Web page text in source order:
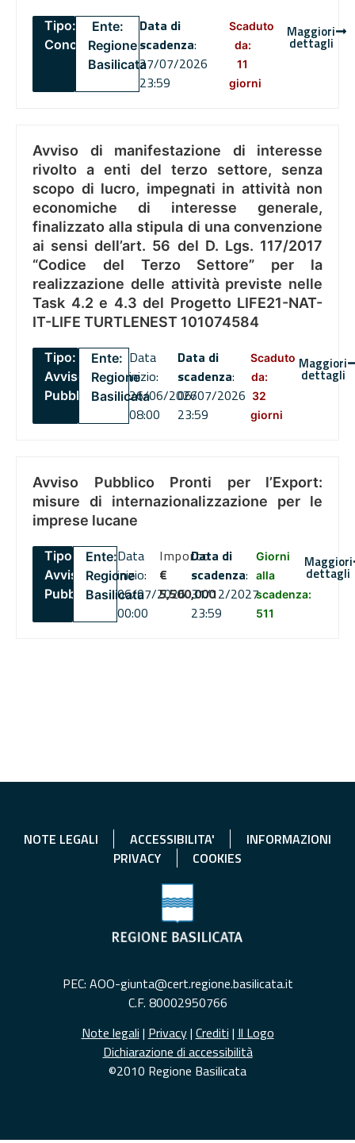
Tipo:
Concorsi
Ente:
Regione
Basilicata
Data di
scadenza:
27/07/2026
23:59
Scaduto
da:
11
giorni
Maggiori
dettagli
Avviso di manifestazione di interesse
rivolto a enti del terzo settore, senza
scopo di lucro, impegnati in attività non
economiche di interesse generale,
finalizzato alla stipula di una convenzione
ai sensi dell’art. 56 del D. Lgs. 117/2017
“Codice del Terzo Settore” per la
realizzazione delle attività previste nelle
Task 4.2 e 4.3 del Progetto LIFE21-NAT-
IT-LIFE TURTLENEST 101074584
Tipo:
Avviso
Pubblico
Ente:
Regione
Basilicata
Data
inizio:
26/06/2026
08:00
Data di
scadenza:
06/07/2026
23:59
Scaduto
da:
32
giorni
Maggiori
dettagli
Avviso Pubblico Pronti per l’Export:
misure di internazionalizzazione per le
imprese lucane
Tipo:
Avviso
Pubblico
Ente:
Regione
Basilicata
Data
inizio:
06/07/2026
00:00
Importo
€
5,500,000
Data di
scadenza:
31/12/2027
23:59
Giorni
alla
scadenza:
511
Maggiori
dettagli
NOTE LEGALI ACCESSIBILITA'
INFORMAZIONI
PRIVACY
COOKIES
PEC: AOO-giunta@cert.regione.basilicata.it
C.F. 80002950766
Note legali | Privacy| Crediti | Il Logo
Dichiarazione di accessibilità
©2010 Regione Basilicata